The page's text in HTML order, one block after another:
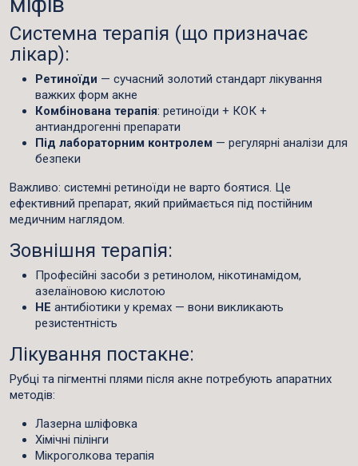
Системна терапія (що призначає
лікар):
Ретиноїди — сучасний золотий стандарт лікування
важких форм акне
Комбінована терапія: ретиноїди + КОК +
антиандрогенні препарати
Під лабораторним контролем — регулярні аналізи для
безпеки
Важливо: системні ретиноїди не варто боятися. Це
ефективний препарат, який приймається під постійним
медичним наглядом.
Зовнішня терапія:
Професійні засоби з ретинолом, нікотинамідом,
азелаїновою кислотою
НЕ антибіотики у кремах — вони викликають
резистентність
Лікування постакне:
Рубці та пігментні плями після акне потребують апаратних
методів:
Лазерна шліфовка
Хімічні пілінги
Мікроголкова терапія